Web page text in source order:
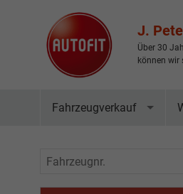
J.
Über 30
können wir
Fahrzeugverkauf
Fahrzeugnr.